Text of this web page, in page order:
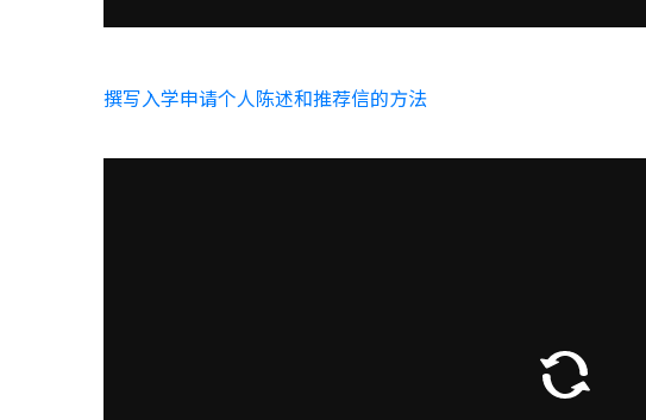
撰写入学申请个人陈述和推荐信的方法